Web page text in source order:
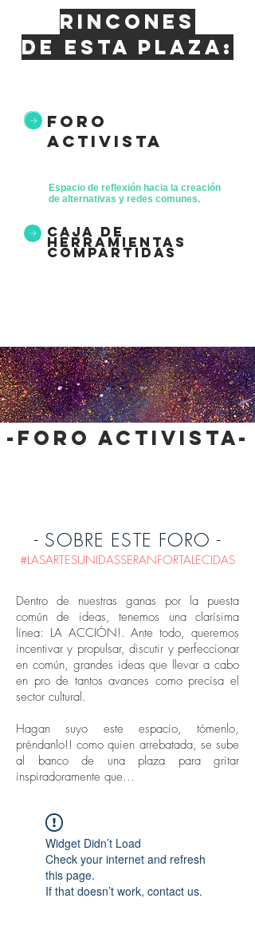
Rincones
de esta plaza:
foro
activista
Espacio de reflexión hacia la creación
de alternativas y redes comunes.
caja de
herramientas
compartidas
-foro activista-
- SOBRE ESTE FORO -
#LASARTESUNIDASSERANFORTALECIDAS
Dentro de nuestras ganas por la puesta
común de ideas, tenemos una clarísima
línea: LA ACCIÓN!. Ante todo, queremos
incentivar y propulsar, discutir y perfeccionar
en común, grandes ideas que llevar a cabo
en pro de tantos avances como precisa el
sector cultural.
Hagan suyo este espacio, tómenlo,
préndanlo!! como quien arrebatada, se sube
al banco de una plaza para gritar
inspiradoramente que...
Widget Didn’t Load
Check your internet and refresh
this page.
If that doesn’t work, contact us.